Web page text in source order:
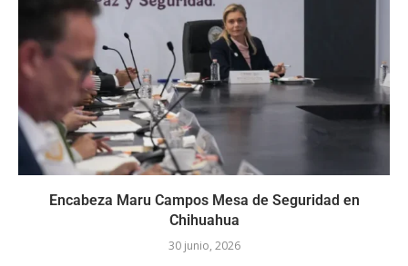
Encabeza Maru Campos Mesa de Seguridad en
Chihuahua
30 junio, 2026